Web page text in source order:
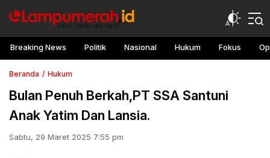
Breaking News Politik Nasional Hukum Fokus
Beranda Hukum
Bulan Penuh Berkah,PT SSA Santuni
Anak Yatim Dan Lansia.
Sabtu, 29 Maret 2025 7:55 pm